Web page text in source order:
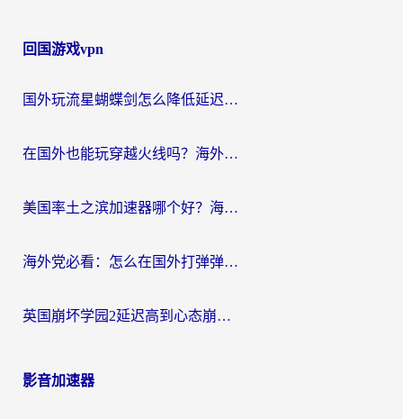
回国游戏vpn
国外玩流星蝴蝶剑怎么降低延迟？海外党必看的加速秘籍（含欧洲鸣潮&彩虹岛优化攻略）
在国外也能玩穿越火线吗？海外玩家国服游戏畅玩终极指南
美国率土之滨加速器哪个好？海外党国服游戏畅玩终极指南（附多游戏解决方案）
海外党必看：怎么在国外打弹弹堂不卡？番茄加速器亲测指南
英国崩坏学园2延迟高到心态崩？海外党国服游戏加速终极指南
影音加速器